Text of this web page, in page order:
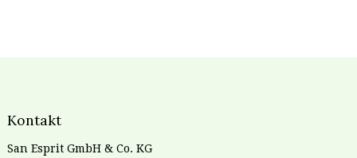
Kontakt
San Esprit GmbH & Co. KG